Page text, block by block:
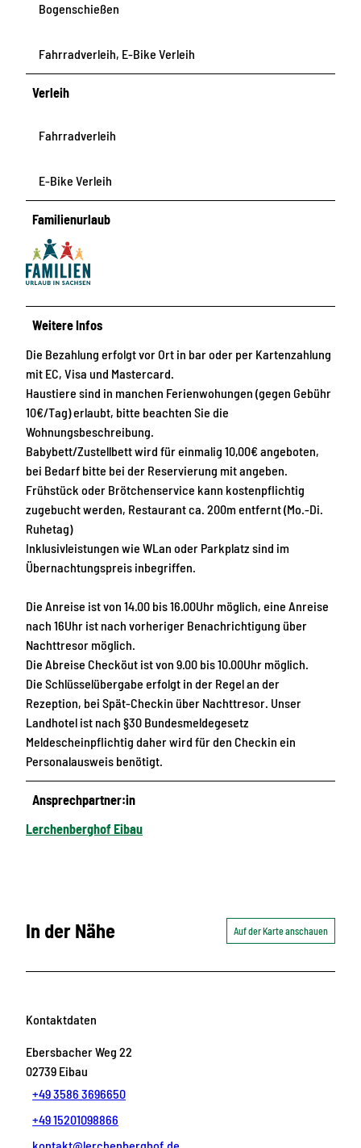
Bogenschießen
Fahrradverleih, E-Bike Verleih
Verleih
Fahrradverleih
E-Bike Verleih
Familienurlaub
Weitere Infos
Die Bezahlung erfolgt vor Ort in bar oder per Kartenzahlung
mit EC, Visa und Mastercard.
Haustiere sind in manchen Ferienwohungen (gegen Gebühr
10€/Tag) erlaubt, bitte beachten Sie die
Wohnungsbeschreibung.
Babybett/Zustellbett wird für einmalig 10,00€ angeboten,
bei Bedarf bitte bei der Reservierung mit angeben.
Frühstück oder Brötchenservice kann kostenpflichtig
zugebucht werden, Restaurant ca. 200m entfernt (Mo.-Di.
Ruhetag)
Inklusivleistungen wie WLan oder Parkplatz sind im
Übernachtungspreis inbegriffen.
Die Anreise ist von 14.00 bis 16.00Uhr möglich, eine Anreise
nach 16Uhr ist nach vorheriger Benachrichtigung über
Nachttresor möglich.
Die Abreise Checköut ist von 9.00 bis 10.00Uhr möglich.
Die Schlüsselübergabe erfolgt in der Regel an der
Rezeption, bei Spät-Checkin über Nachttresor. Unser
Landhotel ist nach §30 Bundesmeldegesetz
Meldescheinpflichtig daher wird für den Checkin ein
Personalausweis benötigt.
Ansprechpartner:in
Lerchenberghof Eibau
In der Nähe Auf der Karte anschauen
Kontaktdaten
Ebersbacher Weg 22
02739 Eibau
+49 3586 3696650
+49 15201098866